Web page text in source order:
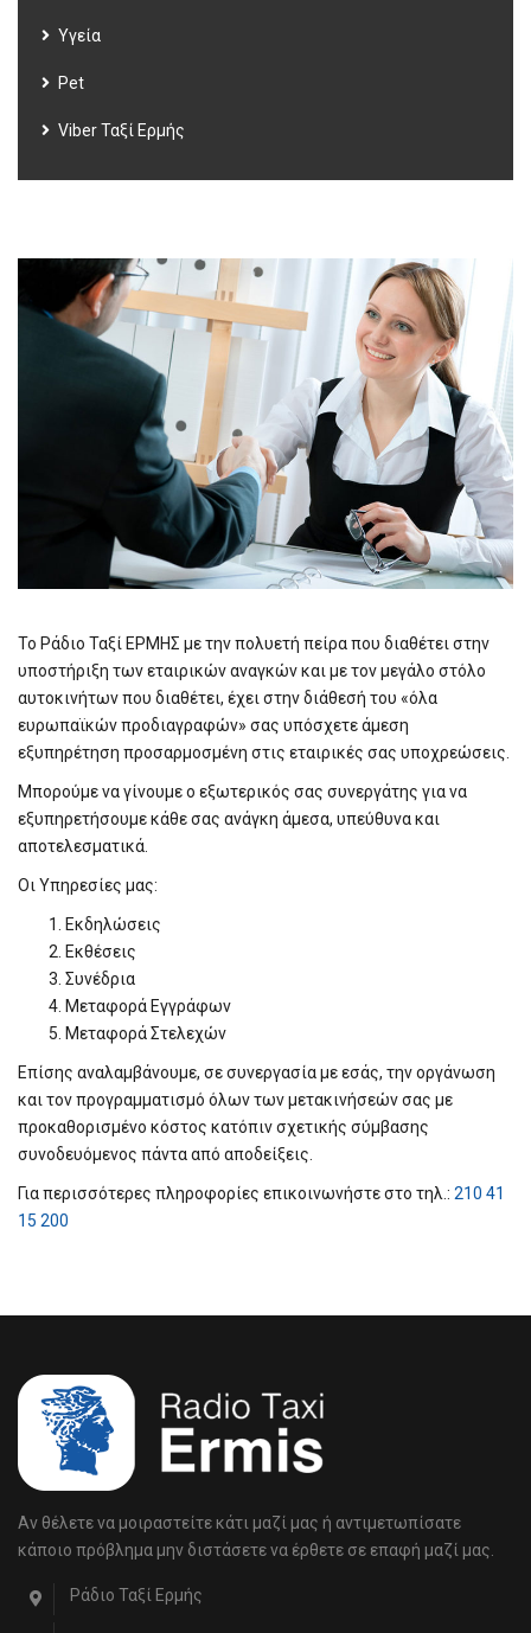
Υγεία
Pet
Viber Ταξί Ερμής
Το Ράδιο Ταξί ΕΡΜΗΣ με την πολυετή πείρα που διαθέτει στην
υποστήριξη των εταιρικών αναγκών και με τον μεγάλο στόλο
αυτοκινήτων που διαθέτει, έχει στην διάθεσή του «όλα
ευρωπαϊκών προδιαγραφών» σας υπόσχετε άμεση
εξυπηρέτηση προσαρμοσμένη στις εταιρικές σας υποχρεώσεις.
Μπορούμε να γίνουμε ο εξωτερικός σας συνεργάτης για να
εξυπηρετήσουμε κάθε σας ανάγκη άμεσα, υπεύθυνα και
αποτελεσματικά.
Οι Υπηρεσίες μας:
Εκδηλώσεις
Εκθέσεις
Συνέδρια
Μεταφορά Εγγράφων
Μεταφορά Στελεχών
Επίσης αναλαμβάνουμε, σε συνεργασία με εσάς, την οργάνωση
και τον προγραμματισμό όλων των μετακινήσεών σας με
προκαθορισμένο κόστος κατόπιν σχετικής σύμβασης
συνοδευόμενος πάντα από αποδείξεις.
Για περισσότερες πληροφορίες επικοινωνήστε στο τηλ.: 210 41
15 200
Αν θέλετε να μοιραστείτε κάτι μαζί μας ή αντιμετωπίσατε
κάποιο πρόβλημα μην διστάσετε να έρθετε σε επαφή μαζί μας.
Ράδιο Ταξί Ερμής